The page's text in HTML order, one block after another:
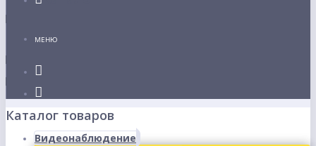
МЕНЮ
Каталог товаров
Видеонаблюдение